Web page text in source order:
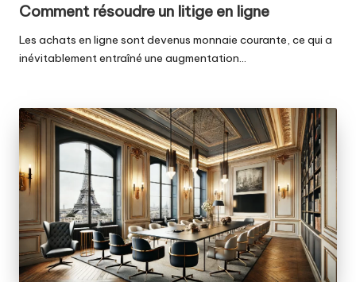
Comment résoudre un litige en ligne
Les achats en ligne sont devenus monnaie courante, ce qui a
inévitablement entraîné une augmentation…